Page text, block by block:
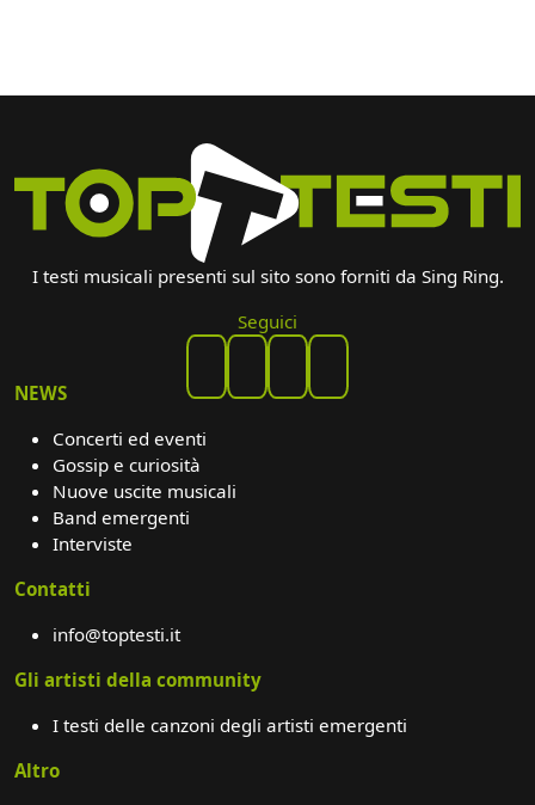
I testi musicali presenti sul sito sono forniti da Sing Ring.
Seguici
NEWS
Concerti ed eventi
Gossip e curiosità
Nuove uscite musicali
Band emergenti
Interviste
Contatti
info@toptesti.it
Gli artisti della community
I testi delle canzoni degli artisti emergenti
Altro